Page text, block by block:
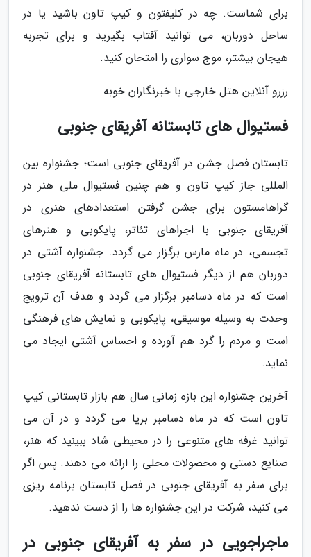
برای شماست. چه در کلیفتون و کیپ تاون باشید یا در
ساحل دوربان، می توانید آفتاب بگیرید و برای تجربه
هیجان بیشتر، موج سواری را امتحان کنید.
رزرو آنلاین هتل خارجی با خبرنگاران خوبه
فستیوال های تابستانه آفریقای جنوبی
تابستان فصل جشن در آفریقای جنوبی است؛ جشنواره بین
المللی جاز کیپ تاون و هم چنین فستیوال ملی هنر در
گراهامستون برای جشن گرفتن استعدادهای هنری در
آفریقای جنوبی با اجراهای تئاتر، پایکوبی و هنرهای
تجسمی، در ماه مارس برگزار می گردد. جشنواره آشتی در
دوربان هم از دیگر فستیوال های تابستانه آفریقای جنوبی
است که در ماه دسامبر برگزار می گردد و هدف آن ترویج
وحدت به وسیله موسیقی، پایکوبی و نمایش های فرهنگی
است و مردم را گرد هم آورده و احساس آشتی ایجاد می
نماید.
آخرین جشنواره این بازه زمانی سال هم بازار تابستانی کیپ
تاون است که در ماه دسامبر برپا می گردد و در آن می
توانید غرفه های متنوعی را در محیطی شاد ببینید که هنر،
صنایع دستی و محصولات محلی را ارائه می دهند. پس اگر
برای سفر به آفریقای جنوبی در فصل تابستان برنامه ریزی
می کنید، شرکت در این جشنواره ها را از دست ندهید.
ماجراجویی در سفر به آفریقای جنوبی در